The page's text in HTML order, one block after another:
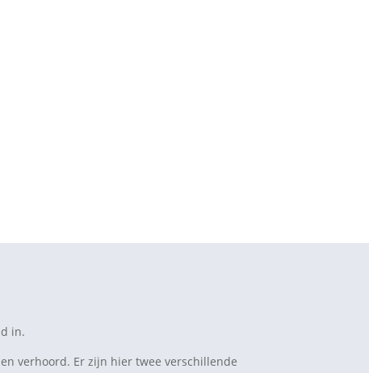
in.
verhoord. Er zijn hier twee verschillende